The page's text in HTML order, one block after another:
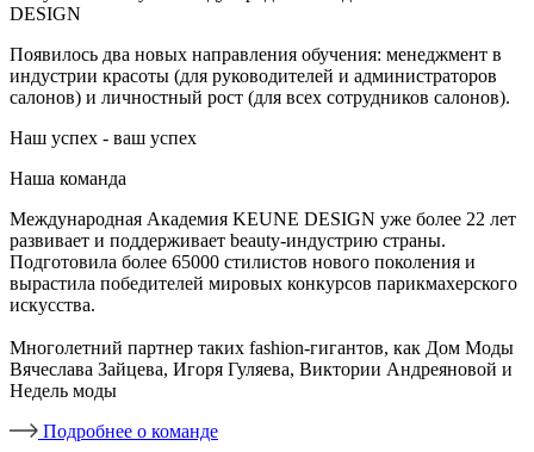
DESIGN
Появилось два новых направления обучения: менеджмент в
индустрии красоты (для руководителей и администраторов
салонов) и личностный рост (для всех сотрудников салонов).
Наш успех - ваш успех
Наша команда
Международная Академия KEUNE DESIGN уже более 22 лет
развивает и поддерживает beauty-индустрию страны.
Подготовила более 65000 стилистов нового поколения и
вырастила победителей мировых конкурсов парикмахерского
искусства.
Многолетний партнер таких fashion-гигантов, как Дом Моды
Вячеслава Зайцева, Игоря Гуляева, Виктории Андреяновой и
Недель моды
Подробнее о команде